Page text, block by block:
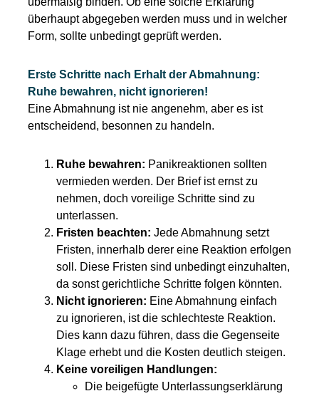
überhaupt abgegeben werden muss und in welcher
Form, sollte unbedingt geprüft werden.
Erste Schritte nach Erhalt der Abmahnung:
Ruhe bewahren, nicht ignorieren!
Eine Abmahnung ist nie angenehm, aber es ist
entscheidend, besonnen zu handeln.
Ruhe bewahren: Panikreaktionen sollten
vermieden werden. Der Brief ist ernst zu
nehmen, doch voreilige Schritte sind zu
unterlassen.
Fristen beachten: Jede Abmahnung setzt
Fristen, innerhalb derer eine Reaktion erfolgen
soll. Diese Fristen sind unbedingt einzuhalten,
da sonst gerichtliche Schritte folgen könnten.
Nicht ignorieren: Eine Abmahnung einfach
zu ignorieren, ist die schlechteste Reaktion.
Dies kann dazu führen, dass die Gegenseite
Klage erhebt und die Kosten deutlich steigen.
Keine voreiligen Handlungen:
Die beigefügte Unterlassungserklärung